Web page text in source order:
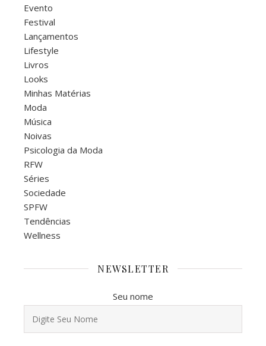
Evento
Festival
Lançamentos
Lifestyle
Livros
Looks
Minhas Matérias
Moda
Música
Noivas
Psicologia da Moda
RFW
Séries
Sociedade
SPFW
Tendências
Wellness
NEWSLETTER
Seu nome